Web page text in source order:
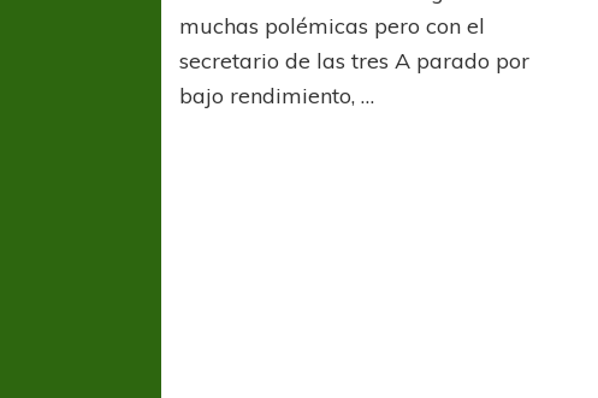
muchas polémicas pero con el
secretario de las tres A parado por
bajo rendimiento, …